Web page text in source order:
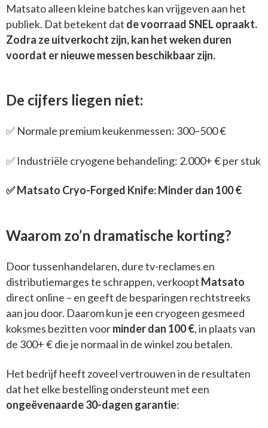
Matsato alleen kleine batches kan vrijgeven aan het
publiek. Dat betekent dat de voorraad SNEL opraakt.
Zodra ze uitverkocht zijn, kan het weken duren
voordat er nieuwe messen beschikbaar zijn.
De cijfers liegen niet:
✅ Normale premium keukenmessen: 300–500 €
✅ Industriële cryogene behandeling: 2.000+ € per stuk
✅ Matsato Cryo-Forged Knife: Minder dan 100 €
Waarom zo’n dramatische korting?
Door tussenhandelaren, dure tv-reclames en
distributiemarges te schrappen, verkoopt Matsato
direct online – en geeft de besparingen rechtstreeks
aan jou door. Daarom kun je een cryogeen gesmeed
koksmes bezitten voorminder dan 100 €, in plaats van
de 300+ € die je normaal in de winkel zou betalen.
Het bedrijf heeft zoveel vertrouwen in de resultaten
dat het elke bestelling ondersteunt met een
ongeëvenaarde 30-dagen garantie: